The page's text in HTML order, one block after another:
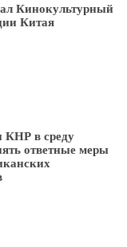
Кинокультурный
Китая
КНР в среду
ответные меры